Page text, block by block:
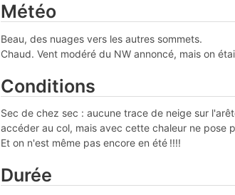
Météo
Beau, des nuages vers les autres sommets.
Chaud. Vent modéré du NW annoncé, mais on
Conditions
Sec de chez sec : aucune trace de neige sur
accéder au col, mais avec cette chaleur ne pose
Et on n'est même pas encore en été !!!!
Durée